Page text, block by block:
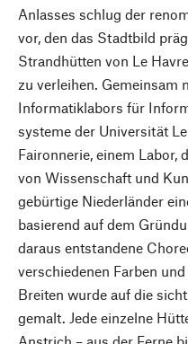
Anlasses schlug der
vor, den das Stadtbild
Strandhütten von Le
zu verleihen. Gemeinsam
Informatiklabors für
systeme der Universität
Faironnerie, einem Labor,
von Wissenschaft und
gebürtige Niederländer
basierend auf dem
daraus entstandene
verschiedenen Farben
Breiten wurde auf die
gemalt. Jede einzelne